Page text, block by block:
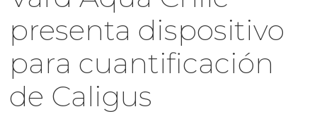
presenta dispositivo
para cuantificación
de Caligus